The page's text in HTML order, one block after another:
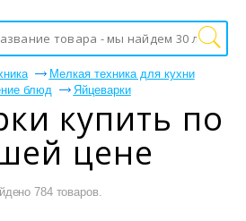
Мелкая техника для кухни
блюд
Яйцеварки
купить по
цене
784 товаров.